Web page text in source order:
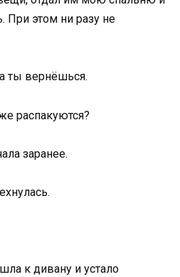
При этом ни разу не
ты вернёшься.
распакуются?
заранее.
к дивану и устало